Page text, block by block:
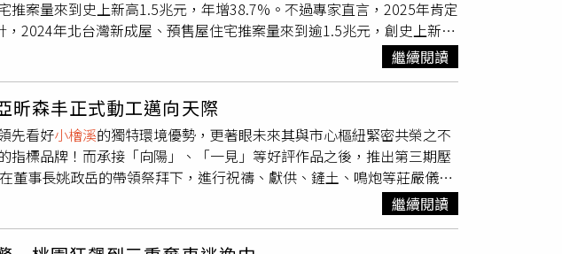
忠認為，今年房市有機會倒吃甘蔗，下半年會比上半年好，但不是像以
航空城」模型。（圖／新理想提供）排名第六的萬群，為中台灣代銷天
台灣之鑽」。董事長謝坤成表示，今年接案產品以首購換屋及商辦為
，市場冷卻並非長期趨勢，台灣整體產業與股市仍持續成長，基本面
差。創意家去年挾著高雄「豐邑TOP+」、三重「RiVER PARK」等百
億元案量，包括台南欣巴巴「欣府城3」150億元，以及北市南港、北士
案，皆預計在上半年陸續公開。2025年房市走勢，創意家副總柯仲武
要好，客人也比較願意出手，會成交，但量還沒有很明顯提升，營建成
創7年新低！ 大老曝海嘯第一排動向：改做Uber eats 買下13.5%高投報屋 住戶秒退租！AV帝王傻眼：我被坑了
掩埋場有無異常高溫，這次就是及時發現且分區暫存發揮功效，火勢僅
大幸，上下風處監控空氣品質測得0.164ppm也未超標，會再逐一跟里
退化但精神很好，平日外出散步都會準時回家，這次不慎在樹林中跌
家的行動，對於員警迅速熱忱地協助表達感謝，稱讚員警厲害。96歲鄭
獲。（翻攝照片／中國時報蔡依珍桃園傳真）
推案量來到史上新高1.5兆元，年增38.7%。不過專家直言，2025年肯定
2024年北台灣新成屋、預售屋住宅推案量來到逾1.5兆元，創史上新
住展雜誌發言人陳炳辰分析，2024上半年股市奔騰兩萬點的帶動下，
捷報，區域房價頻刷新行情，建商積極進場，加上2023年不少延後推案
。雖然下半年有銀行房貸滿水位危機、央行第七波打炒房政策放大絕雙
推案成本難說停就停，不得不推的結果，持續加溫全年案量。2024年
，創史上新高。（圖／住展雜誌提供）觀察各縣市表現，新北市去年推
計8案破百億元帶動量能，指標推案區是三重區與林口區，前者推破千
道兩側重劃區，以及舊市區，聲勢迄今不墜；後者有800多億元，因具
擴大，都令建商樂觀搶進。房價居高不下的台北市，也彰顯資產抗跌
增55%，百億元大案計6案，以文山區的「元利四季莊園」最搶眼，首
北市推案量寶座，約900多億元，包含「信義富境」、「將捷旅境」
繼續閱讀
森丰正式動工邁向天際
先看好小檜溪的獨特環境優勢，更著眼未來其與市心樞紐緊密共榮之不
指標品牌！而承接「向陽」、「一見」等好評作品之後，推出第三期壓
董事長姚政岳的帶領祭拜下，進行祝禱、獻供、鏟土、鳴炮等莊嚴儀
全體團隊慎重以對，致力打造區域指標建築！同時宣告美好亞昕城的積
與身段，即將完整形塑！近距桃園最夯價值話題的捷運綠線，「亞昕森
鬆之外，更一站串聯桃園車站，同享三鐵共構的龐大行動與利多效應，
繼續閱讀